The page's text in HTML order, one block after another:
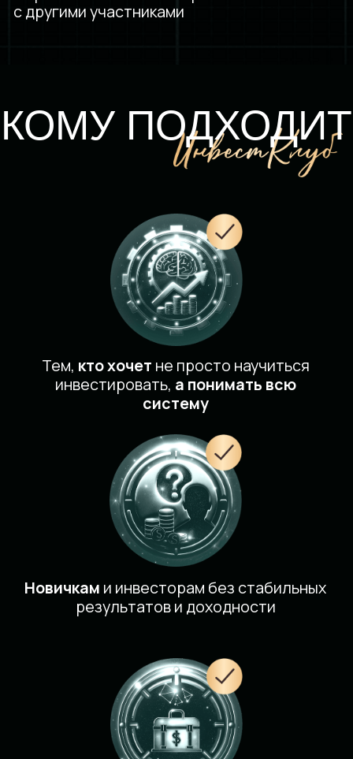
Обучила инвестированиюболее
1000 человек за последний год
эксперт Т- Инвестиции,
и других
Средняя годовая доходность от 20% в
валютесо сниженной волатильностью
АНАЛИТИКИ
КЛУБА